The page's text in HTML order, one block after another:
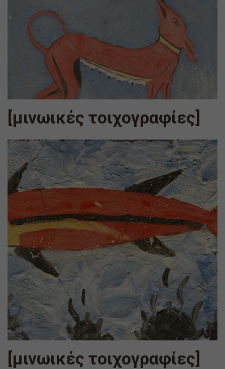
[μινωικές τοιχογραφίες]
[μινωικές τοιχογραφίες]